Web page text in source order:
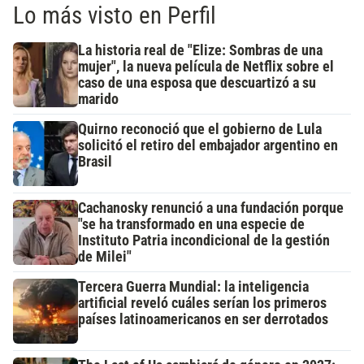
Lo más visto en Perfil
La historia real de "Elize: Sombras de una
mujer", la nueva película de Netflix sobre el
caso de una esposa que descuartizó a su
marido
Quirno reconoció que el gobierno de Lula
solicitó el retiro del embajador argentino en
Brasil
Cachanosky renunció a una fundación porque
"se ha transformado en una especie de
Instituto Patria incondicional de la gestión
de Milei"
Tercera Guerra Mundial: la inteligencia
artificial reveló cuáles serían los primeros
países latinoamericanos en ser derrotados